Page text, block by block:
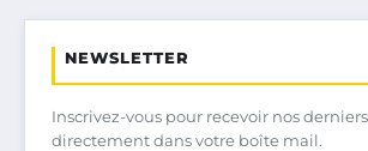
NEWSLETTER
Inscrivez-vous pour recevoir nos
directement dans votre boîte mail.